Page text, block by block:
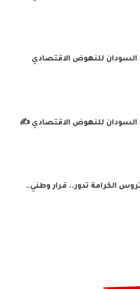
للنهوض الاقتصادي
السودان للنهوض الاقتصادي ✍️
الكرامة تدور.. قرار وطني…